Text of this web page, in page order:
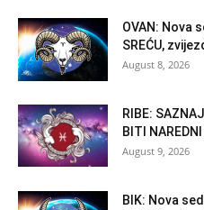
OVAN: Nova
SREĆU,
August 8, 2026
RIBE:
BITI
August 9, 2026
BIK: Nova